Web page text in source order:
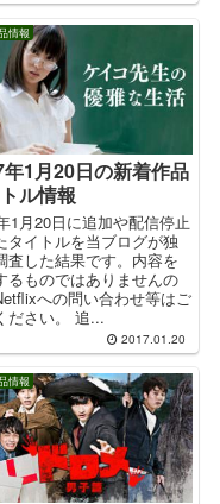
情報
1月20日の新着作品
ル情報
1月20日に追加や配信停止
タイトルを当ブログが独
査した結果です。内容を
るものではありませんの
への問い合わせ等はご
ださい。 追...
2017.01.20
情報